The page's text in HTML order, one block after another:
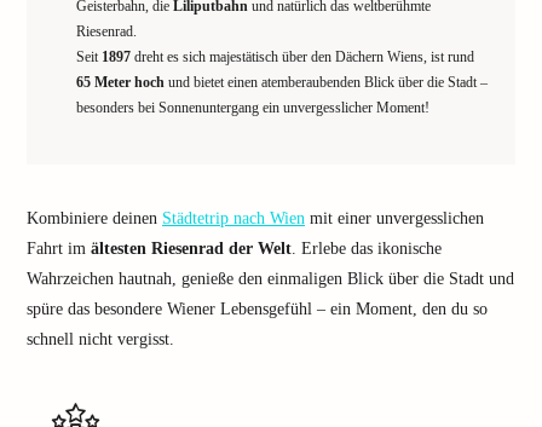
Geisterbahn, die Liliputbahn und natürlich das weltberühmte
Riesenrad.
Seit 1897 dreht es sich majestätisch über den Dächern Wiens, ist rund
65 Meter hoch und bietet einen atemberaubenden Blick über die Stadt –
besonders bei Sonnenuntergang ein unvergesslicher Moment!
Kombiniere deinen Städtetrip nach Wien mit einer unvergesslichen
Fahrt im ältesten Riesenrad der Welt. Erlebe das ikonische
Wahrzeichen hautnah, genieße den einmaligen Blick über die Stadt und
spüre das besondere Wiener Lebensgefühl – ein Moment, den du so
schnell nicht vergisst.